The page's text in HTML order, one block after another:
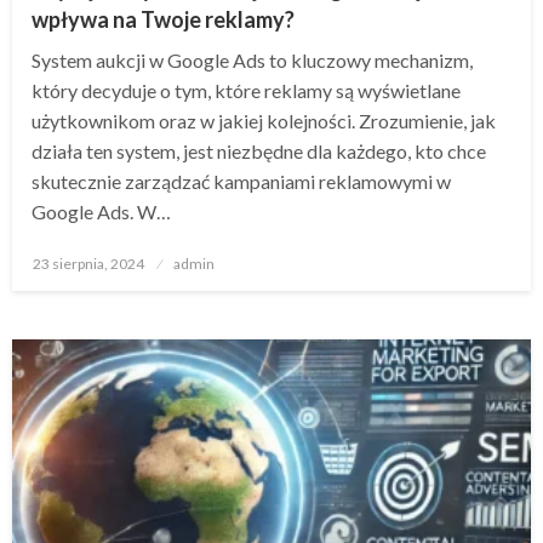
wpływa na Twoje reklamy?
System aukcji w Google Ads to kluczowy mechanizm,
który decyduje o tym, które reklamy są wyświetlane
użytkownikom oraz w jakiej kolejności. Zrozumienie, jak
działa ten system, jest niezbędne dla każdego, kto chce
skutecznie zarządzać kampaniami reklamowymi w
Google Ads. W…
Opublikowane
23 sierpnia, 2024 admin